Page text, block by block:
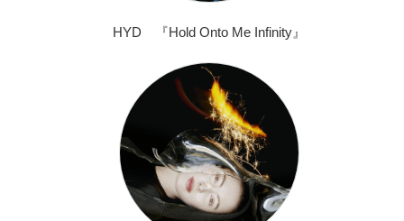
HYD 『Hold Onto Me Infinity』